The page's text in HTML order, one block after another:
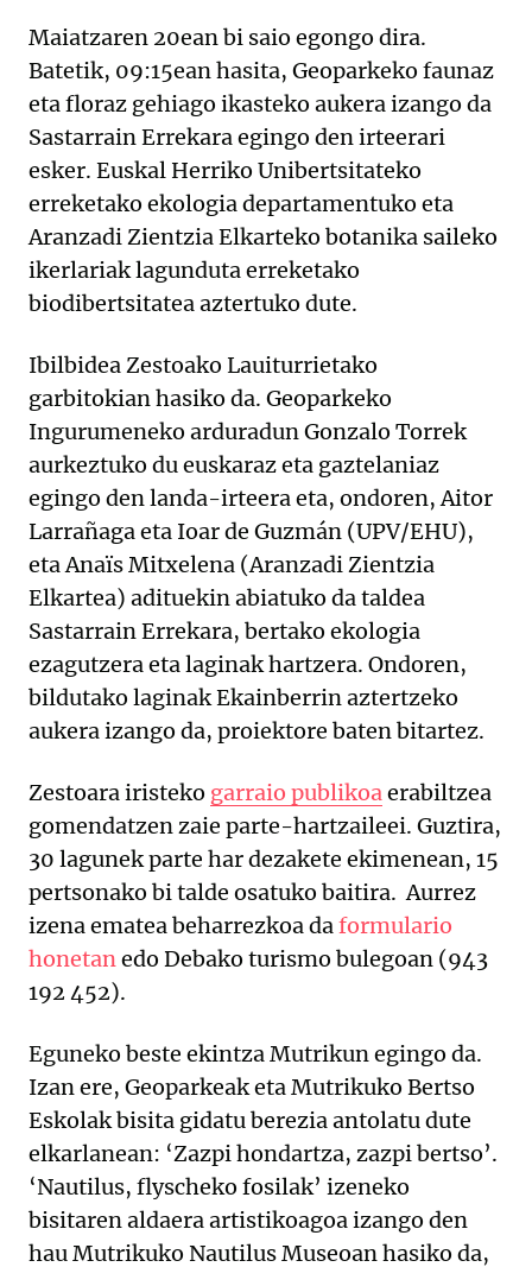
Maiatzaren 20ean bi saio egongo dira.
Batetik, 09:15ean hasita, Geoparkeko faunaz
eta floraz gehiago ikasteko aukera izango da
Sastarrain Errekara egingo den irteerari
esker. Euskal Herriko Unibertsitateko
erreketako ekologia departamentuko eta
Aranzadi Zientzia Elkarteko botanika saileko
ikerlariak lagunduta erreketako
biodibertsitatea aztertuko dute.
Ibilbidea Zestoako Lauiturrietako
garbitokian hasiko da. Geoparkeko
Ingurumeneko arduradun Gonzalo Torrek
aurkeztuko du euskaraz eta gaztelaniaz
egingo den landa-irteera eta, ondoren, Aitor
Larrañaga eta Ioar de Guzmán (UPV/EHU),
eta Anaïs Mitxelena (Aranzadi Zientzia
Elkartea) adituekin abiatuko da taldea
Sastarrain Errekara, bertako ekologia
ezagutzera eta laginak hartzera. Ondoren,
bildutako laginak Ekainberrin aztertzeko
aukera izango da, proiektore baten bitartez.
Zestoara iristeko garraio publikoaerabiltzea
gomendatzen zaie parte-hartzaileei. Guztira,
30 lagunek parte har dezakete ekimenean, 15
pertsonako bi talde osatuko baitira. Aurrez
izena ematea beharrezkoa daformulario
honetanedo Debako turismo bulegoan (943
192 452).
Eguneko beste ekintza Mutrikun egingo da.
Izan ere, Geoparkeak eta Mutrikuko Bertso
Eskolak bisita gidatu berezia antolatu dute
elkarlanean: ‘Zazpi hondartza, zazpi bertso’.
‘Nautilus, flyscheko fosilak’ izeneko
bisitaren aldaera artistikoagoa izango den
hau Mutrikuko Nautilus Museoan hasiko da,